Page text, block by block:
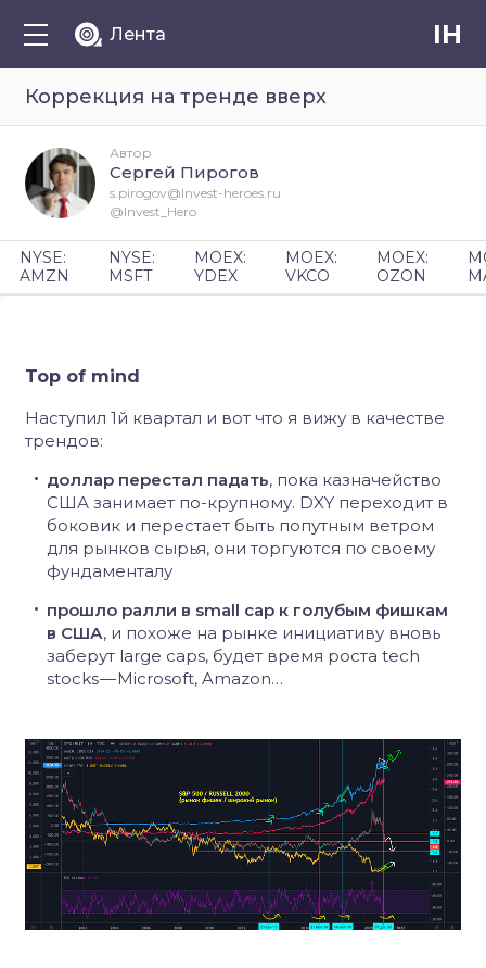
Лента IH
Коррекция на тренде вверх
Top of mind
Наступил 1й квартал и вот что я вижу в качестве
трендов:
доллар перестал падать, пока казначейство
США занимает по-крупному. DXY переходит в
боковик и перестает быть попутным ветром
для рынков сырья, они торгуются по своему
фундаменталу
прошло ралли в small cap к голубым фишкам
в США, и похоже на рынке инициативу вновь
заберут large caps, будет время роста tech
stocks — Microsoft, Amazon…
Автор
Сергей Пирогов
s.pirogov@Invest-heroes.ru
@Invest_Hero
NYSE:
AMZN
NYSE:
MSFT
MOEX:
YDEX
MOEX:
VKCO
MOEX:
OZON